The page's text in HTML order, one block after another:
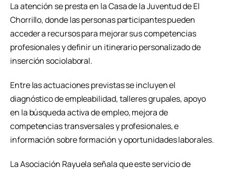
La atención se presta en la Casa de la Juventud de El
Chorrillo, donde las personas participantes pueden
acceder a recursos para mejorar sus competencias
profesionales y definir un itinerario personalizado de
inserción sociolaboral.
Entre las actuaciones previstas se incluyen el
diagnóstico de empleabilidad, talleres grupales, apoyo
en la búsqueda activa de empleo, mejora de
competencias transversales y profesionales, e
información sobre formación y oportunidades laborales.
La Asociación Rayuela señala que este servicio de